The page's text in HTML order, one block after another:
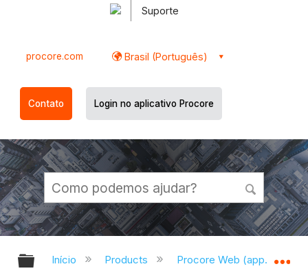
Suporte
procore.com Brasil (Português)
Contato Login no aplicativo Procore
Expandir/recolher hierarquia
Início Products Procore Web